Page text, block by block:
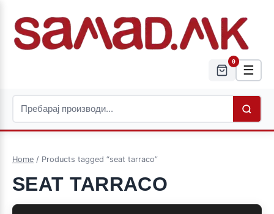
0
☰
Home / Products tagged “seat tarraco”
SEAT TARRACO